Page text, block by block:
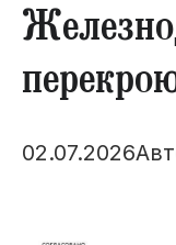
02.07.2026